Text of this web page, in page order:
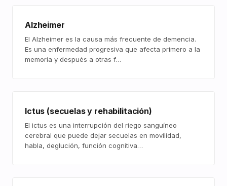
Alzheimer
El Alzheimer es la causa más frecuente de demencia.
Es una enfermedad progresiva que afecta primero a la
memoria y después a otras f…
Ictus (secuelas y rehabilitación)
El ictus es una interrupción del riego sanguíneo
cerebral que puede dejar secuelas en movilidad,
habla, deglución, función cognitiva…